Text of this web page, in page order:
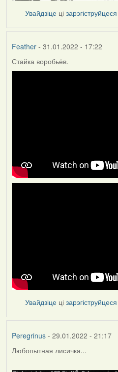
Увайдзіце цізарэгіструйцеся
Feather- 31.01.2022 - 17:22
Стайка воробьёв.
Увайдзіце цізарэгіструйцеся
Peregrinus- 29.01.2022 - 21:17
Любопытная лисичка...